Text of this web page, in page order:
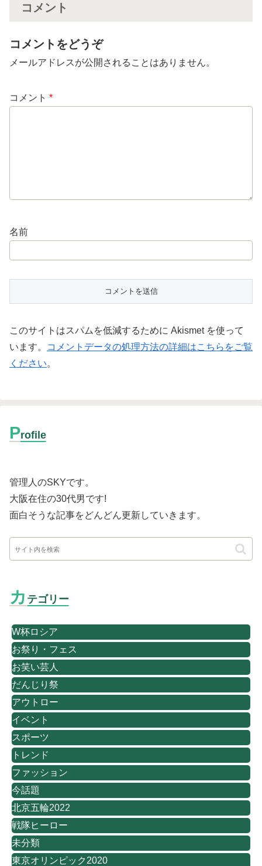
コメント
コメントをどうぞ
メールアドレスが公開されることはありません。
コメント *
名前
このサイトはスパムを低減するために Akismet を使って
います。
コメントデータの処理方法の詳細はこちらをご覧
ください。
Profile
管理人のSKYです。
大阪在住の30代男です!
面白そうな記事をどんどん更新していきます。
カ テゴリー
W杯ロシア
お祭り・フェス
お笑い芸人
だんじり祭
アウトロー
イベント
スポーツ
トレンド
ファッション
今話題
北京五輪2022
戦隊ヒーロー
未分類
東京オリンピック2020